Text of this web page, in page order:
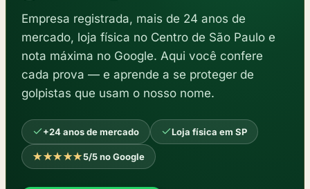
Empresa registrada, mais de 24 anos de
mercado, loja física no Centro de São Paulo e
nota máxima no Google. Aqui você confere
cada prova — e aprende a se proteger de
golpistas que usam o nosso nome.
+24 anos de mercado Loja física em SP
★★★★★5/5 no Google